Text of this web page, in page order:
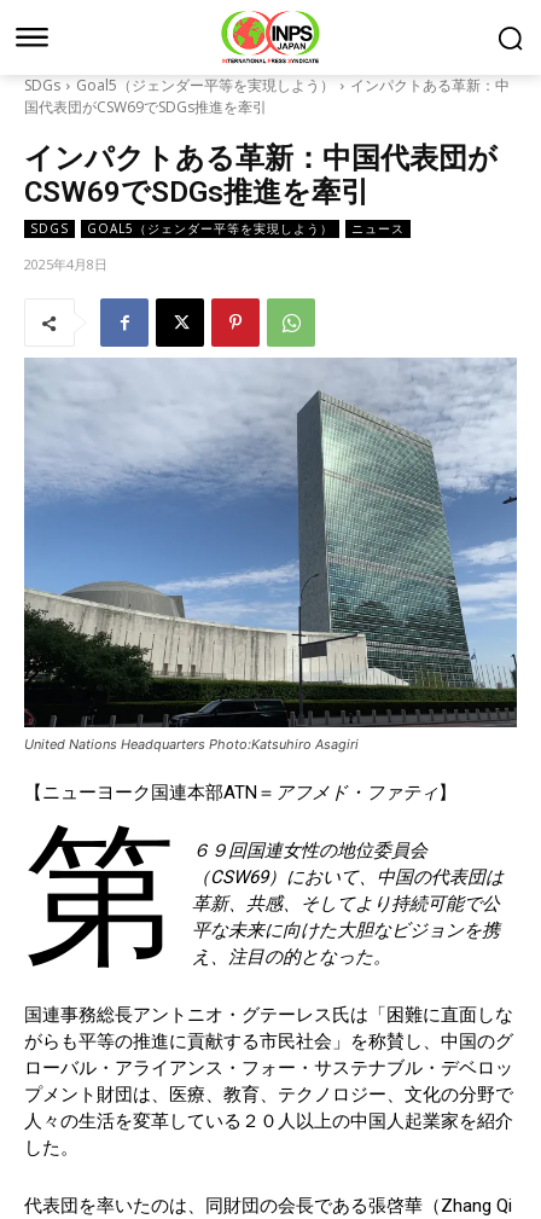
SDGs Goal5（ジェンダー平等を実現しよう）
インパクトある革新：中
国代表団がCSW69でSDGs推進を牽引
インパクトある革新：中国代表団が
CSW69でSDGs推進を牽引
SDGS GOAL5（ジェンダー平等を実現しよう） ニュース
2025年4月8日
United Nations Headquarters Photo:Katsuhiro Asagiri
【ニューヨーク国連本部ATN＝ アフメド・ファティ 】
第
６９回国連女性の地位委員会
（CSW69）において、中国の代表団は
革新、共感、そしてより持続可能で公
平な未来に向けた大胆なビジョンを携
え、注目の的となった。
国連事務総長アントニオ・グテーレス氏は「困難に直面しな
がらも平等の推進に貢献する市民社会」を称賛し、中国のグ
ローバル・アライアンス・フォー・サステナブル・デベロッ
プメント財団は、医療、教育、テクノロジー、文化の分野で
人々の生活を変革している２０人以上の中国人起業家を紹介
した。
代表団を率いたのは、同財団の会長である張啓華（Zhang Qi